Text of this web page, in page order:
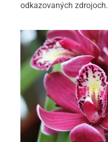
odkazovaných zdrojoch.